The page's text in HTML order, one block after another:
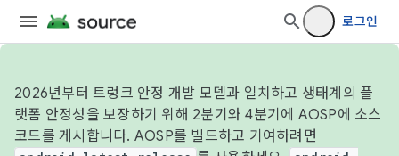
로그인
2026년부터 트렁크 안정 개발 모델과 일치하고 생태계의 플
랫폼 안정성을 보장하기 위해 2분기와 4분기에 AOSP에 소스
코드를 게시합니다. AOSP를 빌드하고 기여하려면